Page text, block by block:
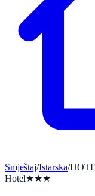
Smještaj/Istarska/
Hotel★★★